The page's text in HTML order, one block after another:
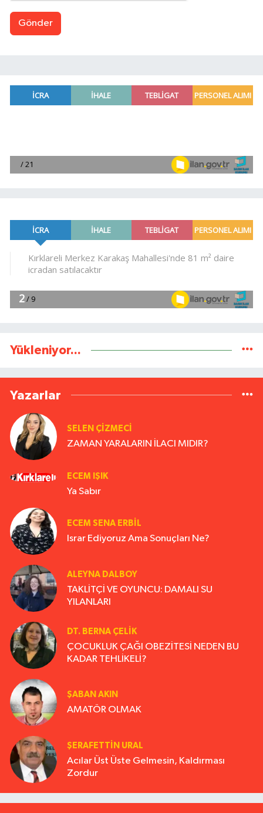
Gönder
Yükleniyor...
Yazarlar
SELEN ÇİZMECİ
ZAMAN YARALARIN İLACI MIDIR?
ECEM IŞIK
Ya Sabır
ECEM SENA ERBIL
Israr Ediyoruz Ama Sonuçları Ne?
ALEYNA DALBOY
TAKLİTÇİ VE OYUNCU: DAMALI SU
YILANLARI
DT. BERNA ÇELIK
ÇOCUKLUK ÇAĞI OBEZİTESİ NEDEN BU
KADAR TEHLİKELİ?
ŞABAN AKIN
AMATÖR OLMAK
ŞERAFETTIN URAL
Acılar Üst Üste Gelmesin, Kaldırması
Zordur